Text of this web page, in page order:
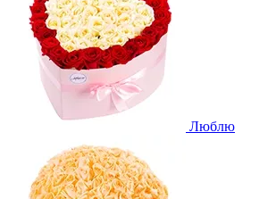
Люблю